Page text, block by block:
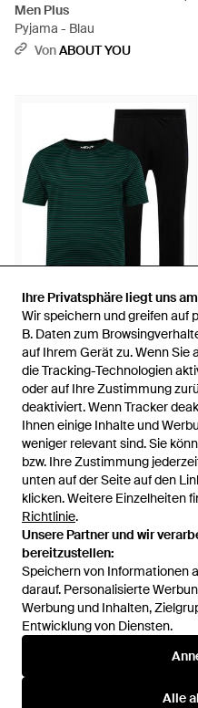
Ihre Privatsphäre liegt uns
Wir speichern und greifen auf
B. Daten zum
auf Ihrem Gerät zu. Wenn Sie
die Tracking-Technologien
oder auf Ihre Zustimmung
deaktiviert. Wenn Tracker
Ihnen einige Inhalte und
weniger relevant sind. Sie
bzw. Ihre Zustimmung
unten auf der Seite auf den
klicken. Weitere Einzelheiten
Richtlinie.
Unsere Partner und wir
bereitzustellen:
Speichern von Informationen
darauf. Personalisierte
Werbung und Inhalten,
Entwicklung von Diensten.
Alle
Ihre Privatsphäre liegt uns
Wir speichern und greifen auf
B. Daten zum
auf Ihrem Gerät zu. Wenn Sie
die Tracking-Technologien
oder auf Ihre Zustimmung
deaktiviert. Wenn Tracker
Ihnen einige Inhalte und
weniger relevant sind. Sie
bzw. Ihre Zustimmung
unten auf der Seite auf den
klicken. Weitere Einzelheiten
Richtlinie.
Unsere Partner und wir
bereitzustellen:
Speichern von Informationen
darauf. Personalisierte
Werbung und Inhalten,
Entwicklung von Diensten.
Alle
Men Plus
Pyjama - Blau
VonABOUT YOU
49,99 €34,99 €
Men Plus
Pyjama - Grün
VonABOUT YOU
SALE
International